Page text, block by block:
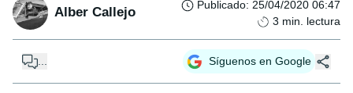
Alber Callejo Publicado: 25/04/2020 06:47
3 min. lectura
... Síguenos en Google